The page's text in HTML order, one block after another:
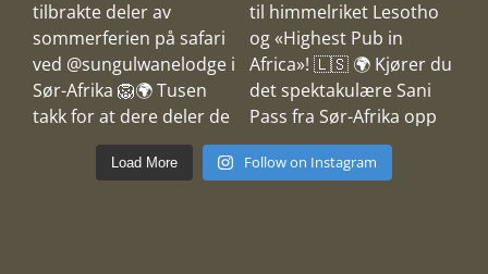
Load More Follow on Instagram